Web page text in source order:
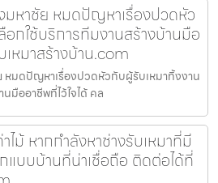
มหาชัย หมดปัญหาเรื่องปวดหัว
อกใช้บริการทีมงานสร้างบ้านมือ
เหมาสร้างบ้าน.com
หมดปัญหาเรื่องปวดหัวกับผู้รับเหมาทิ้งงาน
มืออาชีพที่ไว้ใจได้ คล
ไม้ หากกำลังหาช่างรับเหมาที่มี
แบบบ้านที่น่าเชื่อถือ ติดต่อได้ที่